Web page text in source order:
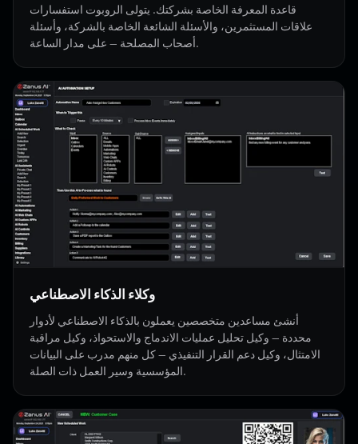
قاعدة المعرفة الخاصة بشركتك. يتولى الروبوت استفسارات
علاقات المستثمرين، والأسئلة الشائعة الخاصة بالشركة، وأسئلة
أصحاب المصلحة — على مدار الساعة.
وكلاء الذكاء الاصطناعي
أنشئ مساعدين متخصصين يعملون بالذكاء الاصطناعي لأدوار
محددة — وكيل تحليل عمليات الاندماج والاستحواذ، وكيل مراقبة
الامتثال، وكيل دعم القرار التنفيذي — كل منهم مدرب على البيانات
المؤسسية وسير العمل ذات الصلة.